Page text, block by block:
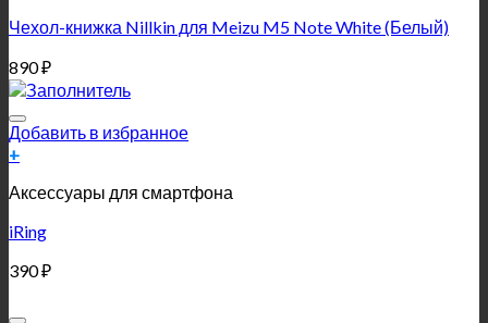
Чехол-книжка Nillkin для Meizu M5 Note White (Белый)
890₽
Добавить в избранное
+
Аксессуары для смартфона
iRing
390₽